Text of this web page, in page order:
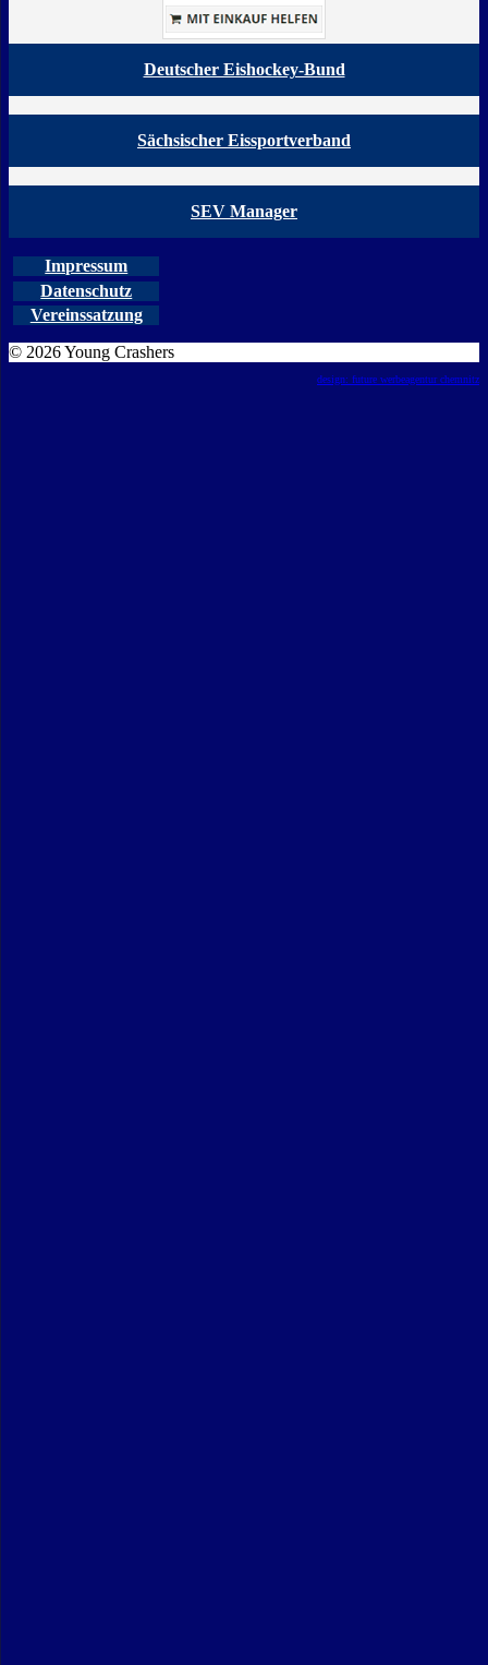
Deutscher Eishockey-Bund
Sächsischer Eissportverband
SEV Manager
Impressum
Datenschutz
Vereinssatzung
© 2026 Young Crashers
design: future werbeagentur chemnitz